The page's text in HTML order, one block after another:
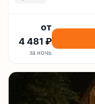
от
4 481 ₽
за ночь